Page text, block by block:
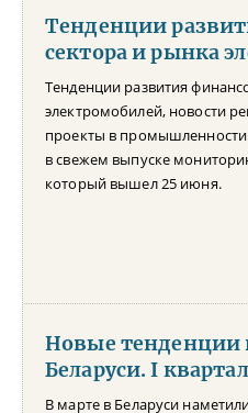
Тенденции
сектора и рынка
Тенденции развития
электромобилей, новости
проекты в промышленности
в свежем выпуске
который вышел 25 июня.
Новые тенденции
Беларуси. I
В марте в Беларуси